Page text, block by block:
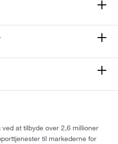
at tilbyde over 2,6 millioner
til markederne for